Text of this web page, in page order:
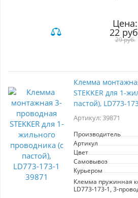
латунь, сталь. Тип
материал провода
окружающей среды -
Цена:
22
29 руб.
Клемма
STEKKER для 1-
пастой), LD773-
Артикул: 39871
Производитель
Артикул
Цвет
Самовывоз
Курьером
Клемма пружинная
LD773-173-1, 3-